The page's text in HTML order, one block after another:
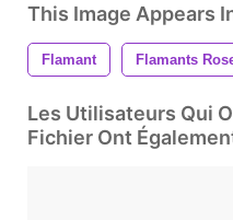
This Image Appears
Flamant Flamants
Les Utilisateurs Qui
Fichier Ont